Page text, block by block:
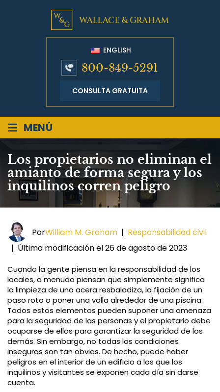
ENGLISH
800-849-5291
CONSULTA GRATUITA
≡ MENÚ
Los propietarios no eliminan el
amianto de forma segura y los
inquilinos corren peligro
PorWilliam M. Graham | Responsabilidad civil
| Última modificación el 26 de agosto de 2023
Cuando la gente piensa en la responsabilidad de los
locales, a menudo piensan que simplemente significa
la limpieza de una acera resbaladiza, la fijación de un
paso roto o poner una valla alrededor de una piscina.
Todos estos elementos pueden suponer una amenaza
para la seguridad de las personas y el propietario debe
ocuparse de ellos para garantizar la seguridad de los
demás. Sin embargo, no todas las condiciones
inseguras son tan obvias. De hecho, puede haber
peligros en el interior de un edificio a los que los
inquilinos y visitantes se exponen cada día sin darse
cuenta.